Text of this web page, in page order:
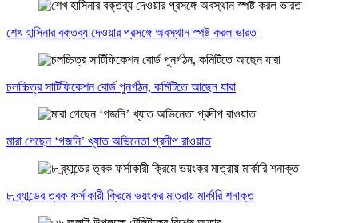
শেখ হাসিনার বক্তব্য দেওয়ার প্রসঙ্গে অবস্থান স্পষ্ট করল ভারত
চলচ্চিত্র সার্টিফিকেশন বোর্ড পুনর্গঠন, কমিটিতে আছেন যারা
মারা গেছেন ‘গজনি’ খ্যাত অভিনেতা প্রদীপ রাওয়াত
৮ ব্র্যান্ডের ত্বক ফর্সাকারী ক্রিমে ভয়ংকর মাত্রায় মার্কারি শনাক্ত